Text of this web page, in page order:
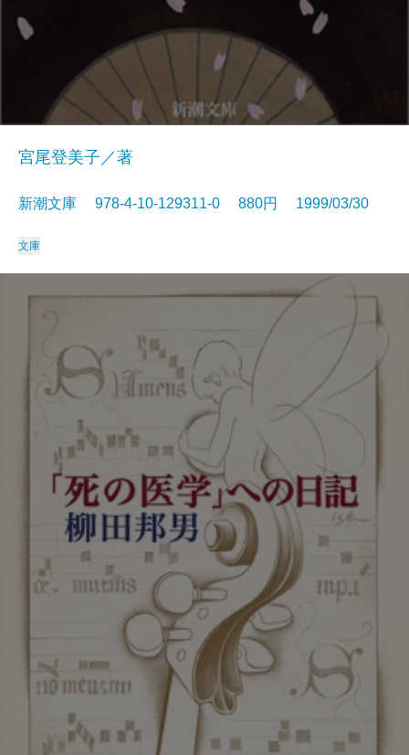
宮尾登美子／著
新潮文庫 978-4-10-129311-0 880円 1999/03/30
文庫